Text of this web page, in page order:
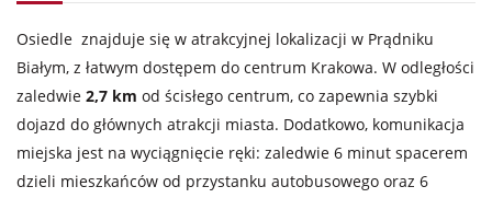
Osiedle znajduje się w atrakcyjnej lokalizacji w Prądniku
Białym, z łatwym dostępem do centrum Krakowa. W odległości
zaledwie 2,7 km od ścisłego centrum, co zapewnia szybki
dojazd do głównych atrakcji miasta. Dodatkowo, komunikacja
miejska jest na wyciągnięcie ręki: zaledwie 6 minut spacerem
dzieli mieszkańców od przystanku autobusowego oraz 6